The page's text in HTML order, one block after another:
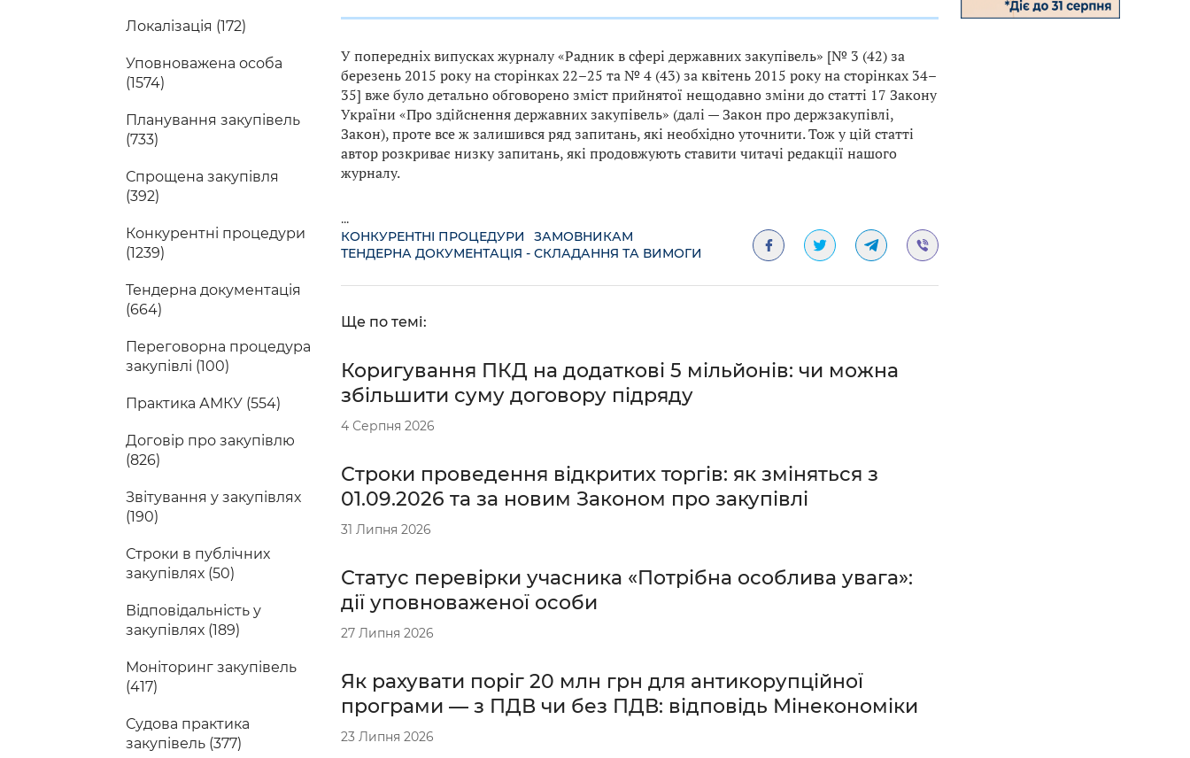
Локалізація (172)
Уповноважена особа
(1574)
Планування закупівель
(733)
Спрощена закупівля
(392)
Конкурентні процедури
(1239)
Тендерна документація
(664)
Переговорна процедура
закупівлі (100)
Практика АМКУ (554)
Договір про закупівлю
(826)
Звітування у закупівлях
(190)
Строки в публічних
закупівлях (50)
Відповідальність у
закупівлях (189)
Моніторинг закупівель
(417)
Судова практика
закупівель (377)
У попередніх випусках журналу «Радник в сфері державних закупівель» [№ 3 (42) за
березень 2015 року на сторінках 22–25 та № 4 (43) за квітень 2015 року на сторінках 34–
35] вже було детально обговорено зміст прийнятої нещодавно зміни до статті 17 Закону
України «Про здійснення державних закупівель» (далі — Закон про держзакупівлі,
Закон), проте все ж залишився ряд запитань, які необхідно уточнити. Тож у цій статті
автор розкриває низку запитань, які продовжують ставити читачі редакції нашого
журналу.
...
КОНКУРЕНТНІ ПРОЦЕДУРИ
ЗАМОВНИКАМ
ТЕНДЕРНА ДОКУМЕНТАЦІЯ - СКЛАДАННЯ ТА ВИМОГИ
Ще по темі:
Коригування ПКД на додаткові 5 мільйонів: чи можна
збільшити суму договору підряду
4 Серпня 2026
Строки проведення відкритих торгів: як зміняться з
01.09.2026 та за новим Законом про закупівлі
31 Липня 2026
Статус перевірки учасника «Потрібна особлива увага»:
дії уповноваженої особи
27 Липня 2026
Як рахувати поріг 20 млн грн для антикорупційної
програми — з ПДВ чи без ПДВ: відповідь Мінекономіки
23 Липня 2026